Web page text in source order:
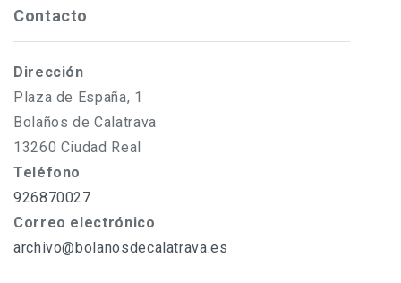
Contacto
Dirección
Plaza de España, 1
Bolaños de Calatrava
13260 Ciudad Real
Teléfono
926870027
Correo electrónico
archivo@bolanosdecalatrava.es